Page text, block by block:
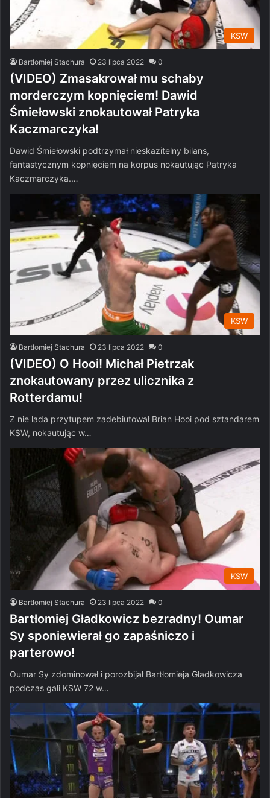
KSW
Bartłomiej Stachura 23 lipca 2022 0
(VIDEO) Zmasakrował mu schaby
morderczym kopnięciem! Dawid
Śmiełowski znokautował Patryka
Kaczmarczyka!
Dawid Śmiełowski podtrzymał nieskazitelny bilans,
fantastycznym kopnięciem na korpus nokautując Patryka
Kaczmarczyka.…
KSW
Bartłomiej Stachura 23 lipca 2022 0
(VIDEO) O Hooi! Michał Pietrzak
znokautowany przez ulicznika z
Rotterdamu!
Z nie lada przytupem zadebiutował Brian Hooi pod sztandarem
KSW, nokautując w…
KSW
Bartłomiej Stachura 23 lipca 2022 0
Bartłomiej Gładkowicz bezradny! Oumar
Sy sponiewierał go zapaśniczo i
parterowo!
Oumar Sy zdominował i porozbijał Bartłomieja Gładkowicza
podczas gali KSW 72 w…